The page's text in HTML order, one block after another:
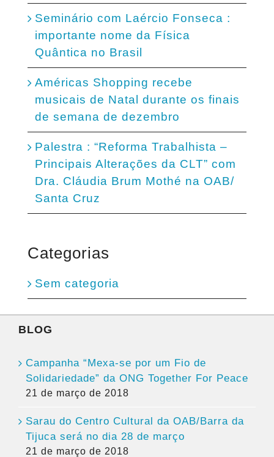
Seminário com Laércio Fonseca :
importante nome da Física
Quântica no Brasil
Américas Shopping recebe
musicais de Natal durante os finais
de semana de dezembro
Palestra : “Reforma Trabalhista –
Principais Alterações da CLT” com
Dra. Cláudia Brum Mothé na OAB/
Santa Cruz
Categorias
Sem categoria
BLOG
Campanha “Mexa-se por um Fio de
Solidariedade” da ONG Together For Peace
21 de março de 2018
Sarau do Centro Cultural da OAB/Barra da
Tijuca será no dia 28 de março
21 de março de 2018